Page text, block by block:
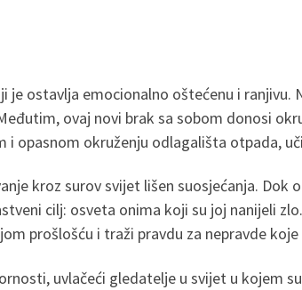
ostavlja emocionalno oštećenu i ranjivu.
ovaj novi brak sa sobom donosi
i opasnom okruženju odlagališta otpada,
kroz surov svijet lišen suosjećanja. Dok
cilj: osveta onima koji su joj nanijeli
prošlošću i traži pravdu za nepravde
uvlačeći gledatelje u svijet u kojem